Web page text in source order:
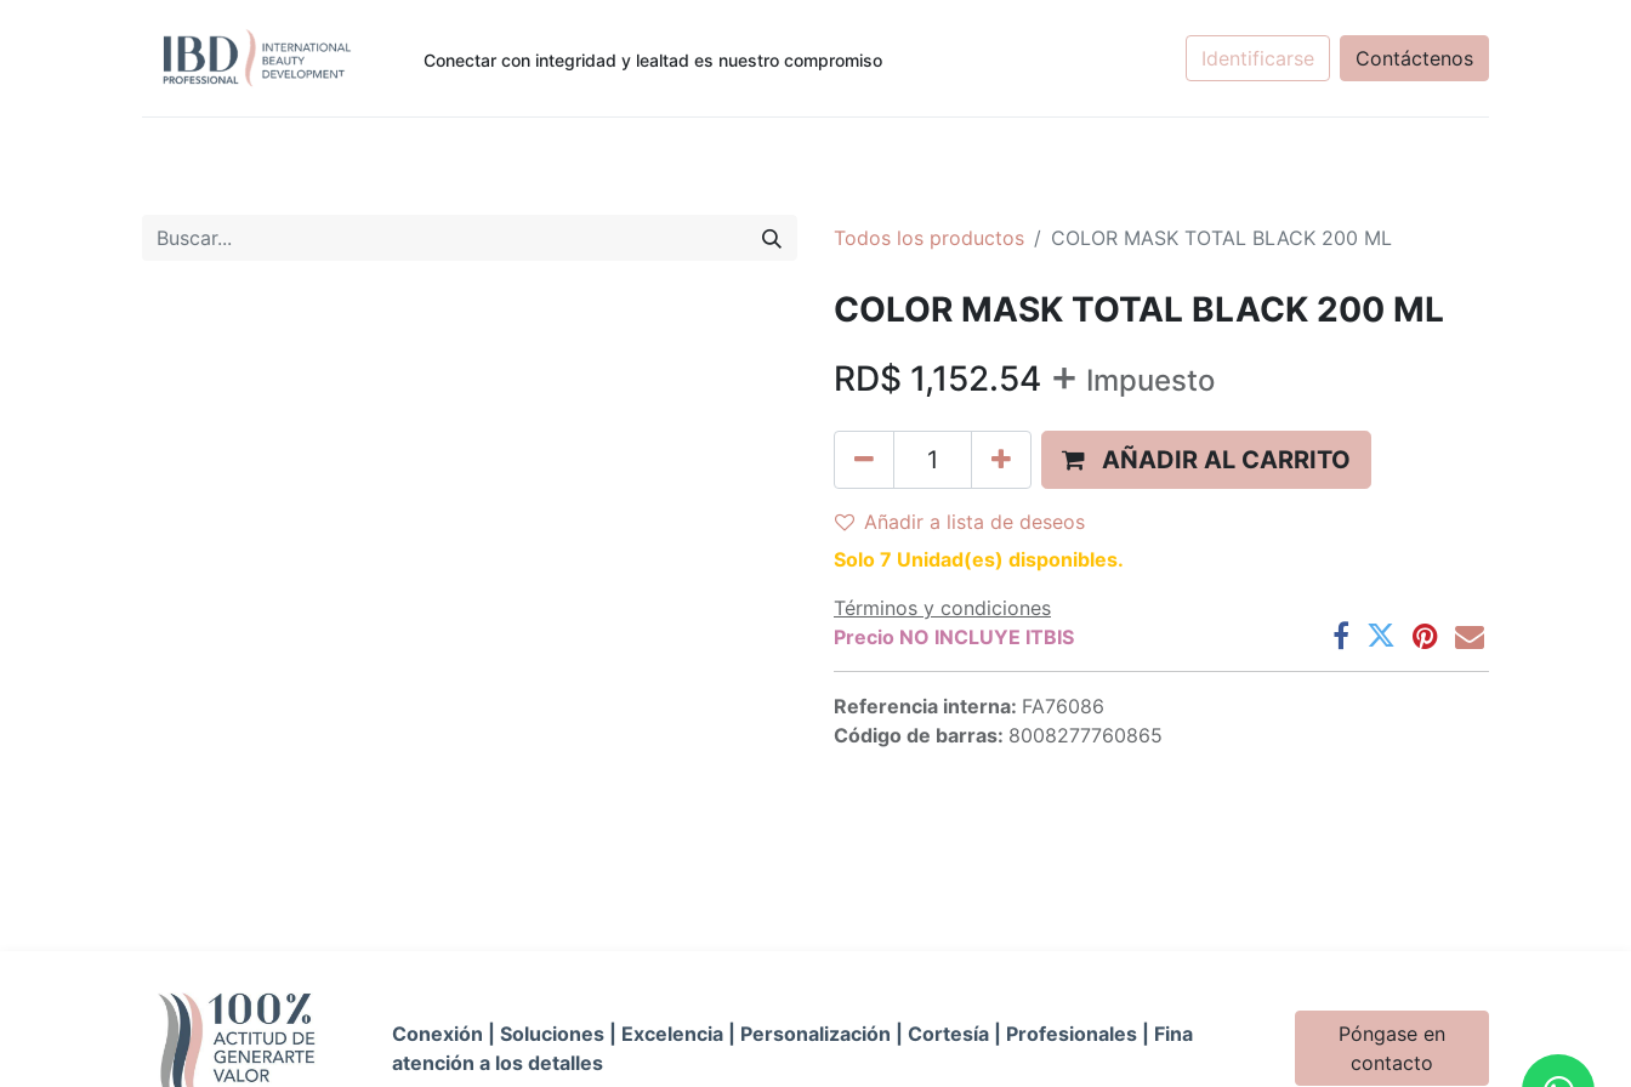
Conectar con integridad y lealtad es nuestro compromiso Identificarse Contáctenos
Todos los productos COLOR MASK TOTAL BLACK 200 ML
COLOR MASK TOTAL BLACK 200 ML
RD$ 1,152.54 + Impuesto
AÑADIR AL CARRITO
Añadir a lista de deseos
Solo 7 Unidad(es) disponibles.
Términos y condiciones
Precio NO INCLUYE ITBIS
Referencia interna: FA76086
Código de barras: 8008277760865
Conexión | Soluciones | Excelencia | Personalización | Cortesía | Profesionales | Fina
atención a los detalles
Póngase en
contacto